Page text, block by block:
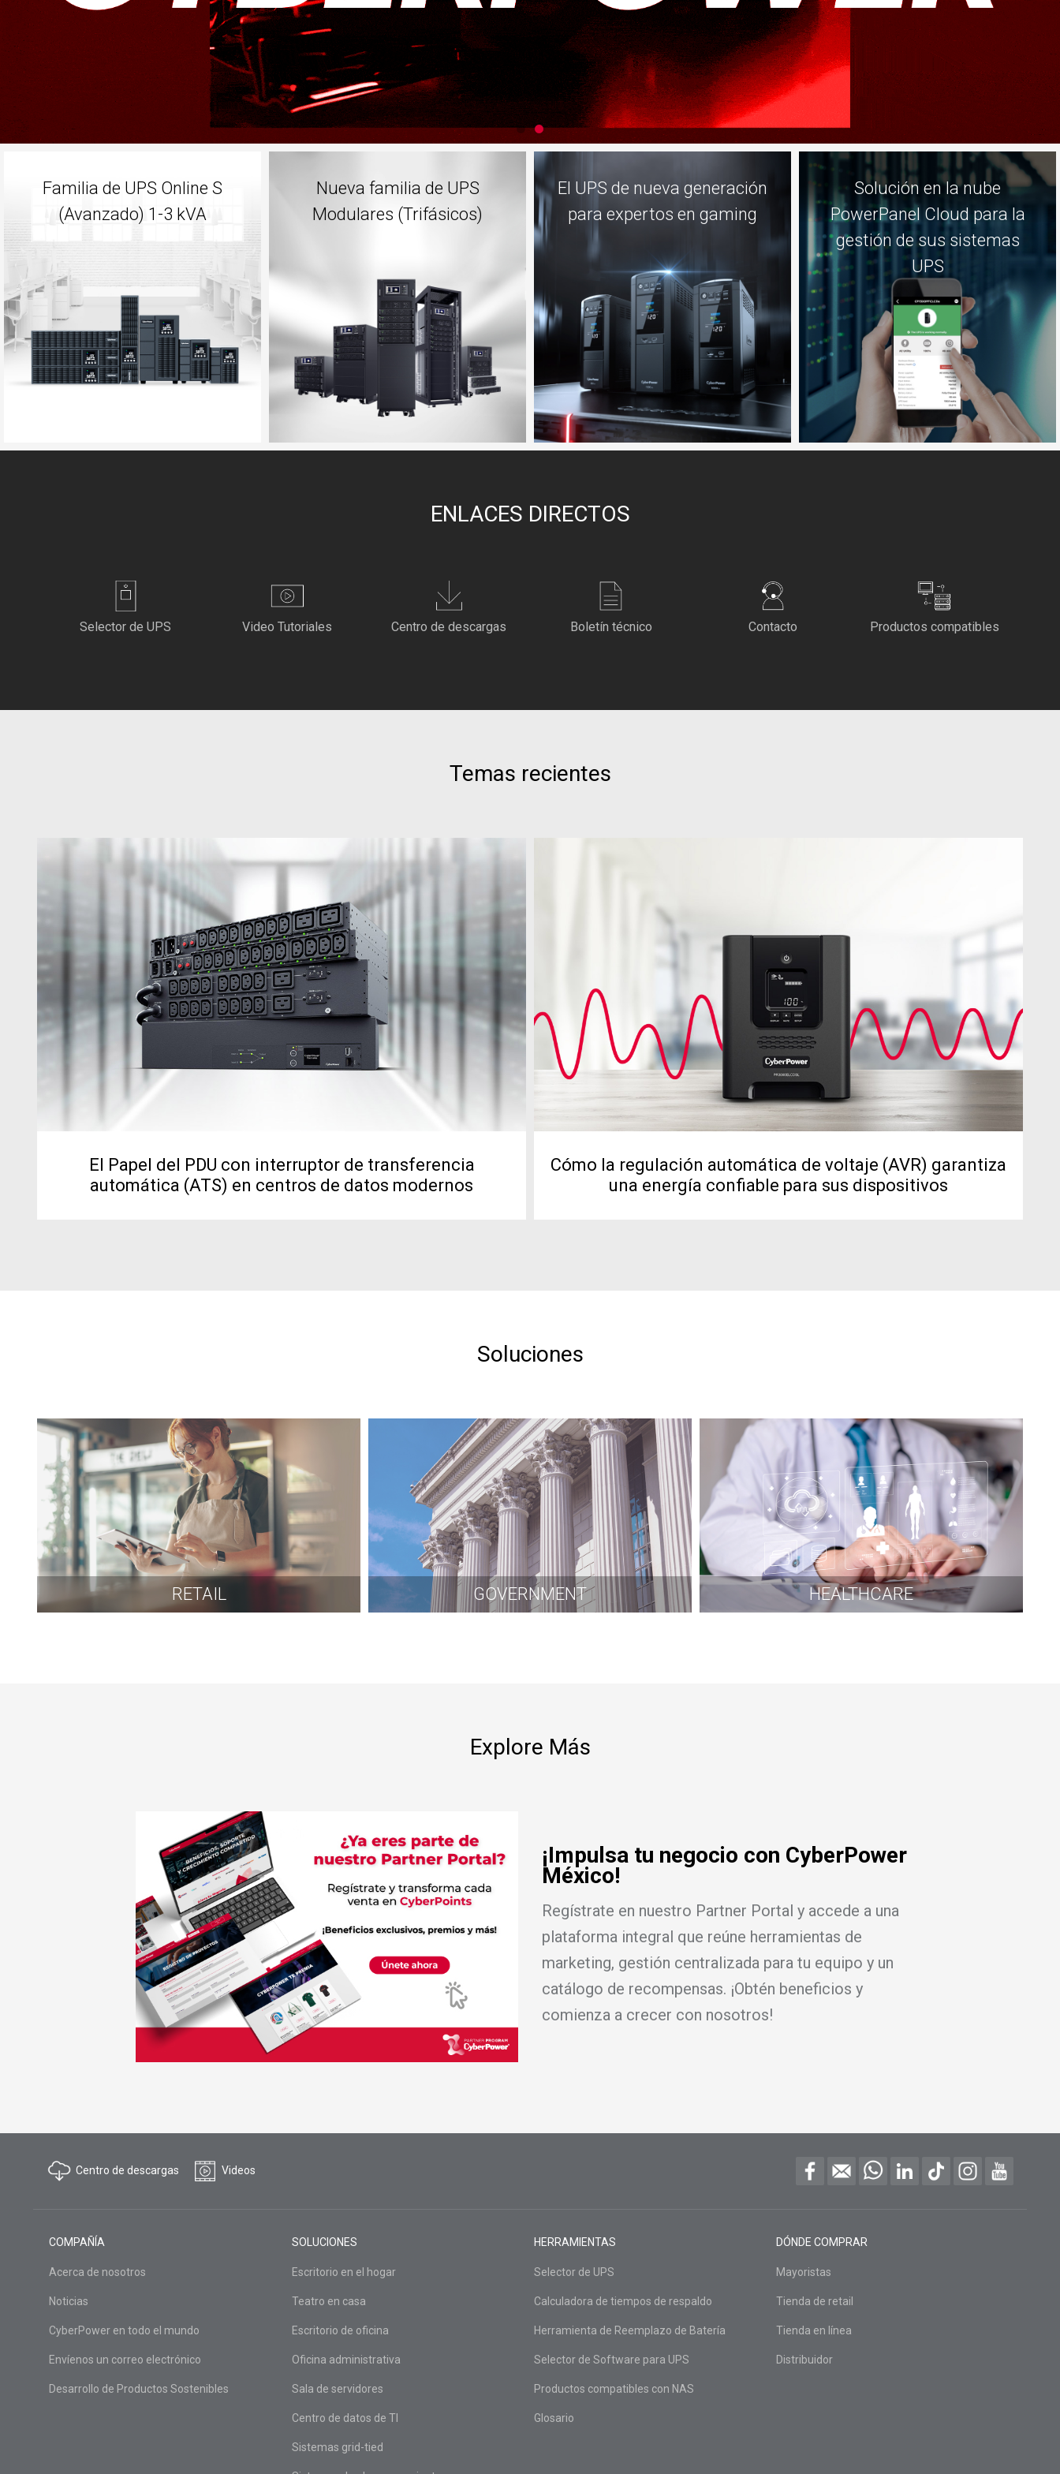
Familia de UPS Online S
(Avanzado) 1-3 kVA
Nueva familia de UPS
Modulares (Trifásicos)
El UPS de nueva generación
para expertos en gaming
Solución en la nube
PowerPanel Cloud para la
gestión de sus sistemas
UPS
ENLACES DIRECTOS
Selector de UPS Video Tutoriales Centro de descargas Boletín técnico Contacto Productos compatibles
Temas recientes
El Papel del PDU con interruptor de transferencia
automática (ATS) en centros de datos modernos
Cómo la regulación automática de voltaje (AVR) garantiza
una energía confiable para sus dispositivos
Soluciones
RETAIL GOVERNMENT HEALTHCARE
Explore Más
¡Impulsa tu negocio con CyberPower
México!
Regístrate en nuestro Partner Portal y accede a una
plataforma integral que reúne herramientas de
marketing, gestión centralizada para tu equipo y un
catálogo de recompensas. ¡Obtén beneficios y
comienza a crecer con nosotros!
Centro de descargas Videos
COMPAÑÍA
Acerca de nosotros
Noticias
CyberPower en todo el mundo
Envíenos un correo electrónico
Desarrollo de Productos Sostenibles
SOLUCIONES
Escritorio en el hogar
Teatro en casa
Escritorio de oficina
Oficina administrativa
Sala de servidores
Centro de datos de TI
Sistemas grid-tied
HERRAMIENTAS
Selector de UPS
Calculadora de tiempos de respaldo
Herramienta de Reemplazo de Batería
Selector de Software para UPS
Productos compatibles con NAS
Glosario
DÓNDE COMPRAR
Mayoristas
Tienda de retail
Tienda en línea
Distribuidor